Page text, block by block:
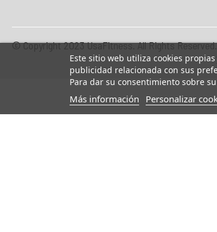
Este sitio web utiliza cookies
publicidad relacionada con sus
Para dar su consentimiento sobre
Más información Personalizar
© Copyright 2023 UsaFitness. All Rights Reserved.